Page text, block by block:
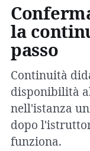
la
passo
Continuità
disponibilità
nell'istanza
dopo
funziona.